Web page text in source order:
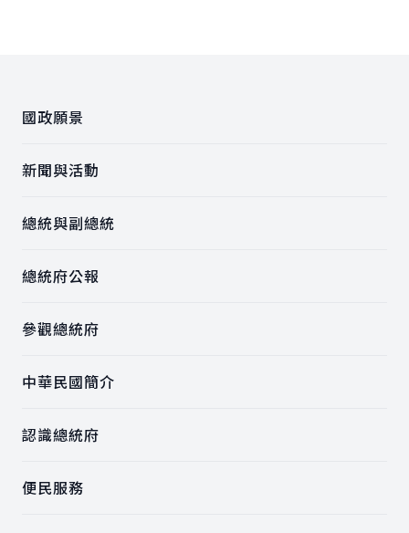
國政願景
新聞與活動
總統與副總統
總統府公報
參觀總統府
中華民國簡介
認識總統府
便民服務